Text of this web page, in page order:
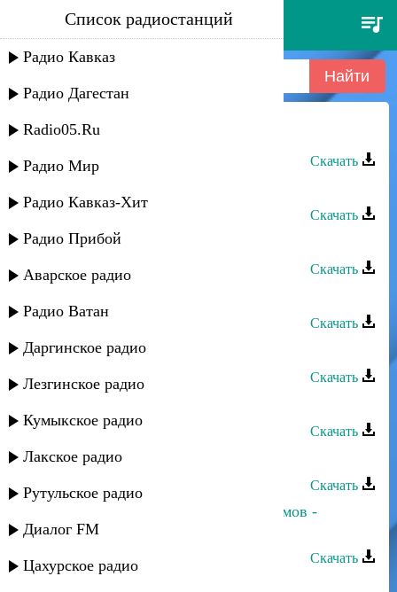
ренат джанибеков - аямайсын
Список радиостанций
Радио Кавказ
Радио Дагестан
Radio05.Ru
Радио Мир
Радио Кавказ-Хит
Радио Прибой
Аварское радио
Радио Ватан
Даргинское радио
Лезгинское радио
Кумыкское радио
Лакское радио
Рутульское радио
Диалог FM
Цахурское радио
Ренат Джанибеков - Аямайсын
Скачать
Скачать
Ренат Патахов - Доченька
Скачать
Скачать
Ренат Юсупов - Жду тебя
Скачать
Скачать
Ренат Юсупов - Драгоценная моя
Скачать
Марина Мустафаева и Ренат Каримов -
Рождение сына
Скачать